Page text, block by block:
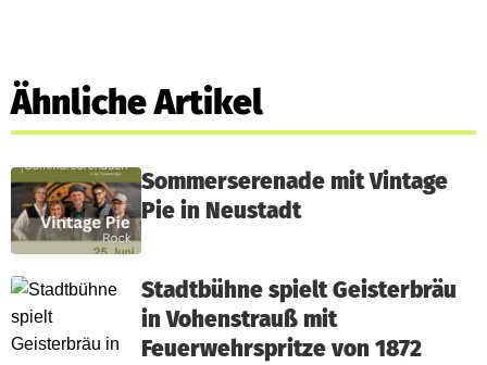
Ähnliche Artikel
Sommerserenade mit Vintage
Pie in Neustadt
Stadtbühne spielt Geisterbräu
in Vohenstrauß mit
Feuerwehrspritze von 1872